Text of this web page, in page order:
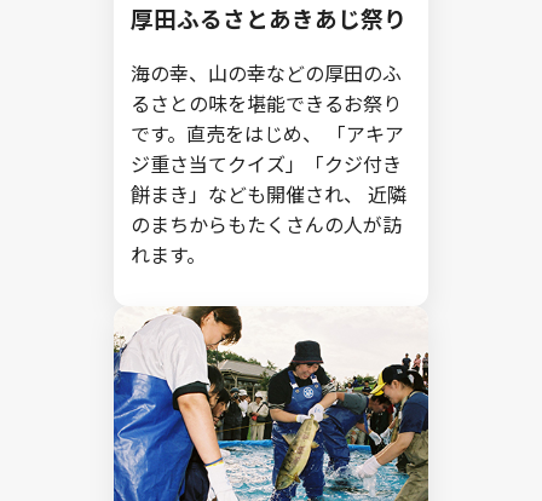
厚田ふるさとあきあじ祭り
海の幸、山の幸などの厚田のふ
るさとの味を堪能できるお祭り
です。直売をはじめ、 「アキア
ジ重さ当てクイズ」「クジ付き
餅まき」なども開催され、 近隣
のまちからもたくさんの人が訪
れます。